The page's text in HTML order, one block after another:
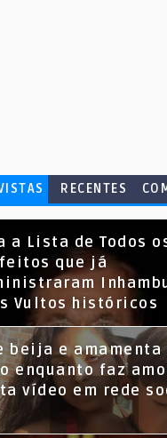
RECENTES
a Lista de Todos
que já
Vultos históricos
beija e amamenta
enquanto faz
vídeo em rede